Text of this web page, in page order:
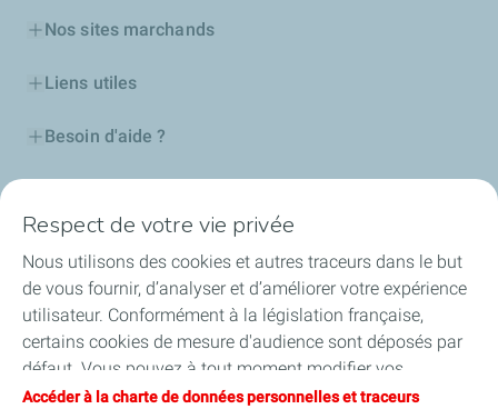
Nos sites marchands
Liens utiles
Besoin d'aide ?
Certificats d'économies d'énergie
Nos partenaires
Collaborer avec TotalEnergies
Accessibilité
Respect de votre vie privée
Nous utilisons des cookies et autres traceurs dans le but
de vous fournir, d’analyser et d’améliorer votre expérience
utilisateur. Conformément à la législation française,
certains cookies de mesure d'audience sont déposés par
défaut. Vous pouvez à tout moment modifier vos
paramètres de cookies en cliquant sur le bouton « Gérer
Accéder à la charte de données personnelles et traceurs